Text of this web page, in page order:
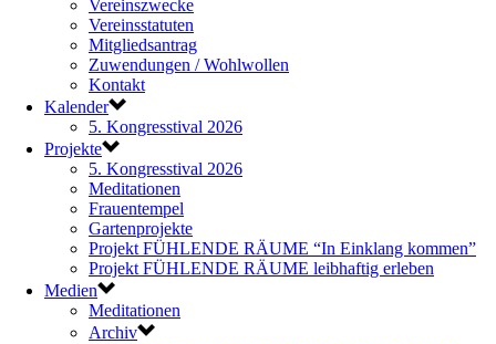
Vereinszwecke
Vereinsstatuten
Mitgliedsantrag
Zuwendungen / Wohlwollen
Kontakt
Kalender
5. Kongresstival 2026
Projekte
5. Kongresstival 2026
Meditationen
Frauentempel
Gartenprojekte
Projekt FÜHLENDE RÄUME “In Einklang kommen”
Projekt FÜHLENDE RÄUME leibhaftig erleben
Medien
Meditationen
Archiv